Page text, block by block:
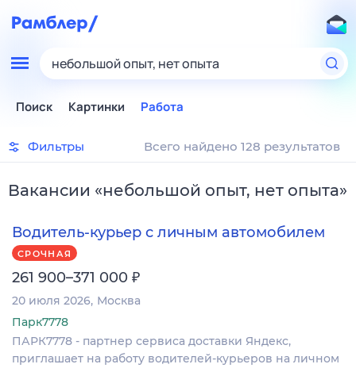
небольшой опыт, нет опыта
Поиск Картинки Работа
Фильтры Всего найдено 128 результатов
Вакансии «небольшой опыт, нет опыта»
Водитель-курьер с личным автомобилем
СРОЧНАЯ
261 900–371 000 ₽
20 июля 2026 Москва
Парк7778
ПАРК7778 - партнер сервиса доставки Яндекс,
приглашает на работу водителей-курьеров на личном